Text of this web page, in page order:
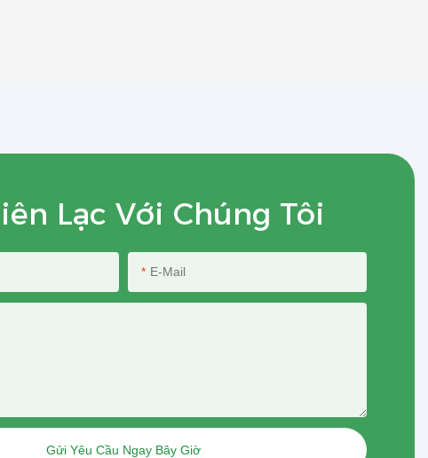
Lạc Với Chúng Tôi
E-Mail
Gửi Yêu Cầu Ngay Bây Giờ